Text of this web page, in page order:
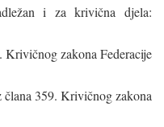
i za krivična djela:
Krivičnog zakona Federacije
člana 359. Krivičnog zakona